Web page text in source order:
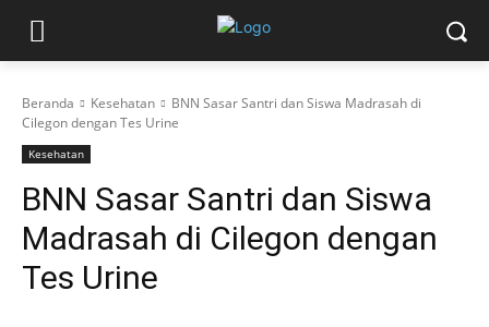
Beranda Kesehatan
BNN Sasar Santri dan Siswa Madrasah di
Cilegon dengan Tes Urine
Kesehatan
BNN Sasar Santri dan Siswa
Madrasah di Cilegon dengan
Tes Urine